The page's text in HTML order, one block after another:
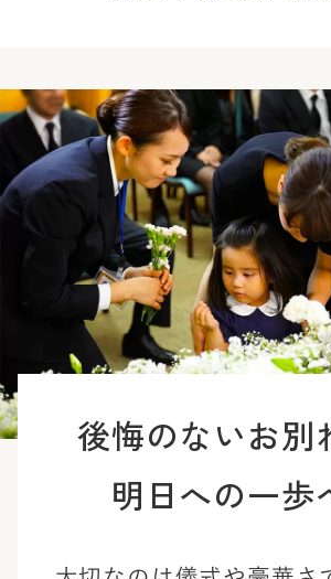
後悔のないお別
明日への一歩